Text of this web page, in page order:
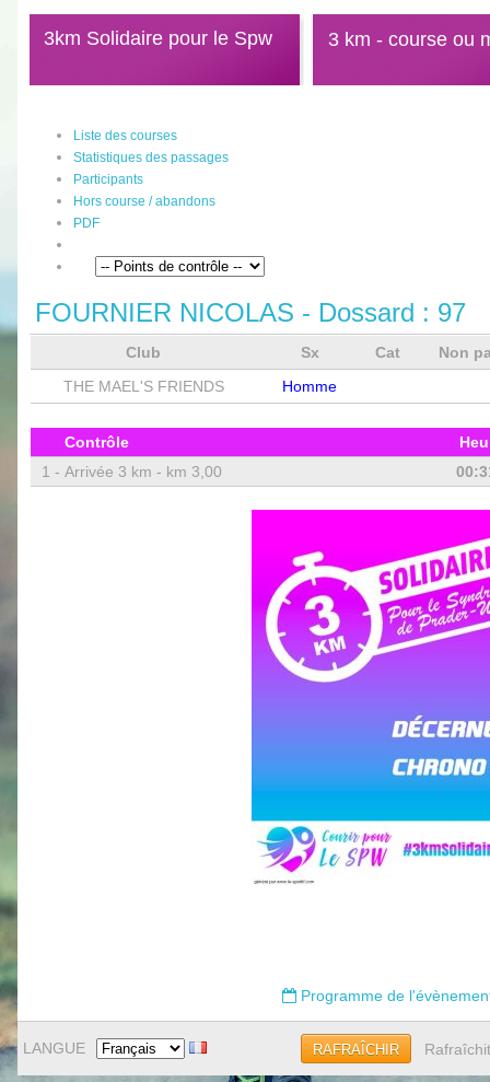
3km Solidaire pour le Spw 3 km - course ou
Liste des courses
Statistiques des passages
Participants
Hors course / abandons
PDF
FOURNIER NICOLAS - Dossard : 97
Club Sx Cat
Non
THE MAEL'S FRIENDS
Homme
Contrôle
1 - Arrivée 3 km - km 3,00
Programme de
LANGUE RAFRAÎCHIR